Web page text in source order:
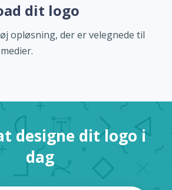
dit logo
opløsning, der er velegnede til
designe dit logo i
dag